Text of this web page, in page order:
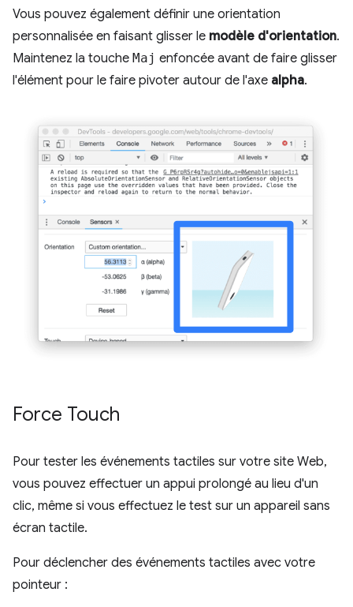
Vous pouvez également définir une orientation
personnalisée en faisant glisser le modèle d'orientation.
Maintenez la touche Maj enfoncée avant de faire glisser
l'élément pour le faire pivoter autour de l'axe alpha.
Force Touch
Pour tester les événements tactiles sur votre site Web,
vous pouvez effectuer un appui prolongé au lieu d'un
clic, même si vous effectuez le test sur un appareil sans
écran tactile.
Pour déclencher des événements tactiles avec votre
pointeur :